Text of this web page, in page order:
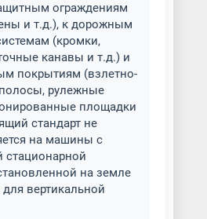
ограждениям
и т.д.), к дорожным
(кромки,
канавы и т.д.) и
покрытиям (взлетно-
рулежные
площадки
стандарт не
на машины с
стационарной
на земле
вертикальной